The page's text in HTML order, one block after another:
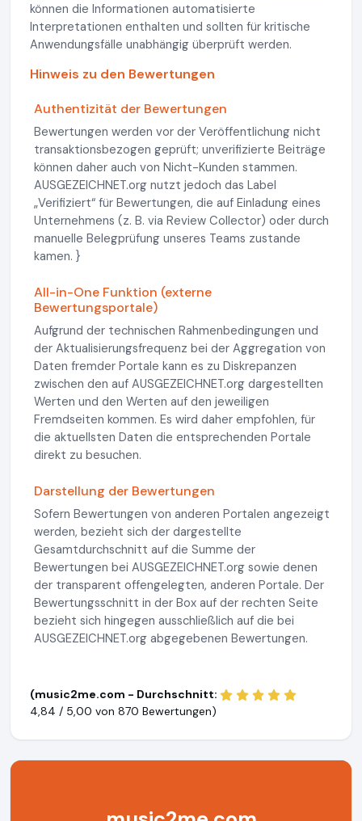
können die Informationen automatisierte
Interpretationen enthalten und sollten für kritische
Anwendungsfälle unabhängig überprüft werden.
Hinweis zu den Bewertungen
Authentizität der Bewertungen
Bewertungen werden vor der Veröffentlichung nicht
transaktionsbezogen geprüft; unverifizierte Beiträge
können daher auch von Nicht-Kunden stammen.
AUSGEZEICHNET.org nutzt jedoch das Label
„Verifiziert“ für Bewertungen, die auf Einladung eines
Unternehmens (z. B. via Review Collector) oder durch
manuelle Belegprüfung unseres Teams zustande
kamen. }
All-in-One Funktion (externe
Bewertungsportale)
Aufgrund der technischen Rahmenbedingungen und
der Aktualisierungsfrequenz bei der Aggregation von
Daten fremder Portale kann es zu Diskrepanzen
zwischen den auf AUSGEZEICHNET.org dargestellten
Werten und den Werten auf den jeweiligen
Fremdseiten kommen. Es wird daher empfohlen, für
die aktuellsten Daten die entsprechenden Portale
direkt zu besuchen.
Darstellung der Bewertungen
Sofern Bewertungen von anderen Portalen angezeigt
werden, bezieht sich der dargestellte
Gesamtdurchschnitt auf die Summe der
Bewertungen bei AUSGEZEICHNET.org sowie denen
der transparent offengelegten, anderen Portale. Der
Bewertungsschnitt in der Box auf der rechten Seite
bezieht sich hingegen ausschließlich auf die bei
AUSGEZEICHNET.org abgegebenen Bewertungen.
(music2me.com - Durchschnitt:
4,84 / 5,00 von 870 Bewertungen)